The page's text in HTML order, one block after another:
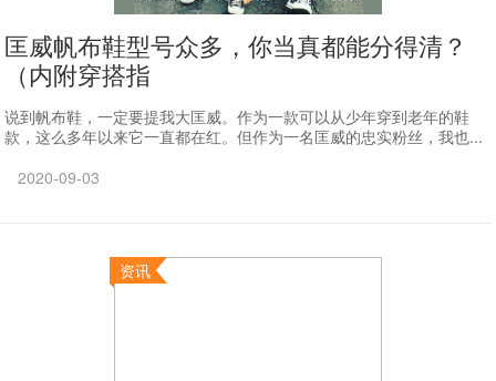
匡威帆布鞋型号众多，你当真都能分得清？
（内附穿搭指
说到帆布鞋，一定要提我大匡威。作为一款可以从少年穿到老年的鞋
款，这么多年以来它一直都在红。但作为一名匡威的忠实粉丝，我也...
2020-09-03
资讯